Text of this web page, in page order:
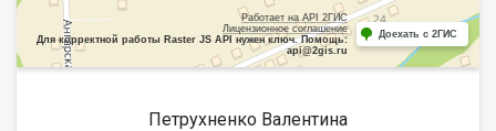
Работает на API 2ГИС
Лицензионное соглашение
Для корректной работы Raster JS API нужен ключ. Помощь:
api@2gis.ru
Доехать с 2ГИС
Петрухненко Валентина